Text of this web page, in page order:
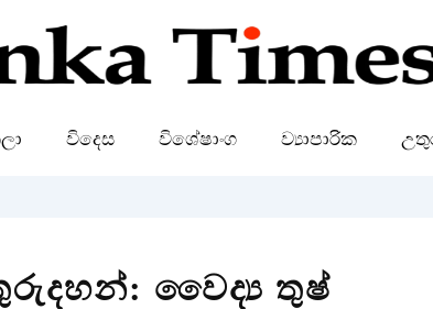
විදෙස විශේෂාංග ව්‍යාපාරික
වෛද්‍ය තුෂ්